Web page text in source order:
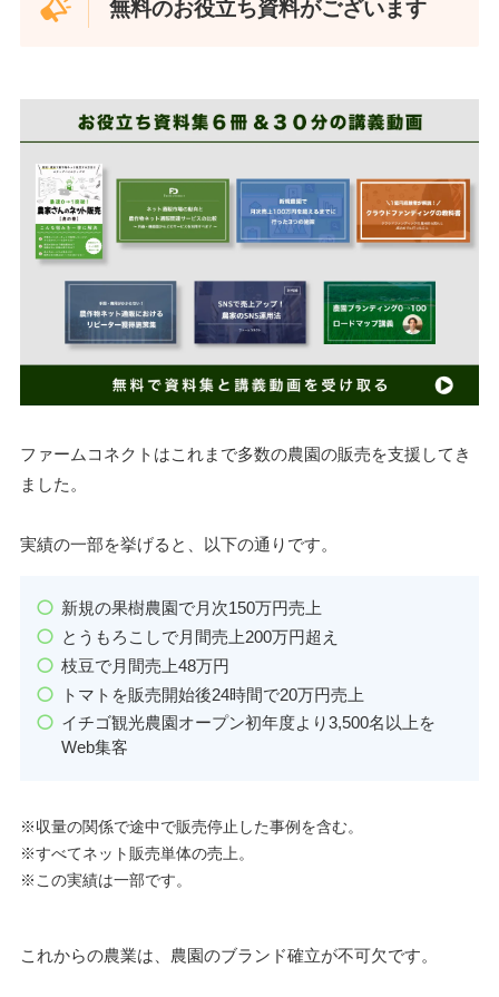
無料のお役立ち資料がございます
ファームコネクトはこれまで多数の農園の販売を支援してき
ました。
実績の一部を挙げると、以下の通りです。
新規の果樹農園で月次150万円売上
とうもろこしで月間売上200万円超え
枝豆で月間売上48万円
トマトを販売開始後24時間で20万円売上
イチゴ観光農園オープン初年度より3,500名以上を
Web集客
※収量の関係で途中で販売停止した事例を含む。
※すべてネット販売単体の売上。
※この実績は一部です。
これからの農業は、農園のブランド確立が不可欠です。